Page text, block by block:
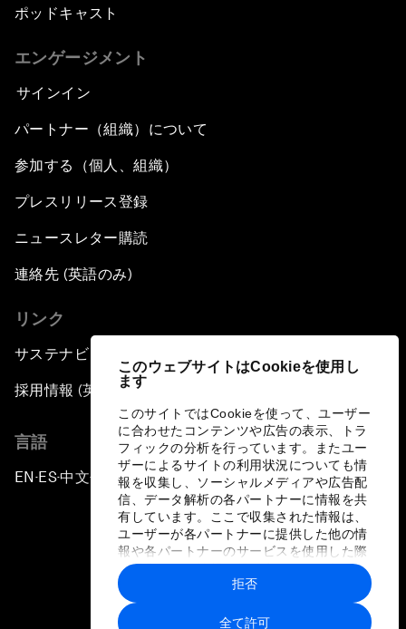
このウェブサイトはCookieを使用し
ます
このサイトではCookieを使って、ユーザー
に合わせたコンテンツや広告の表示、トラ
フィックの分析を行っています。またユー
ザーによるサイトの利用状況についても情
報を収集し、ソーシャルメディアや広告配
信、データ解析の各パートナーに情報を共
有しています。ここで収集された情報は、
ユーザーが各パートナーに提供した他の情
報や各パートナーのサービスを使用した際
に収集された情報と組み合わされ、各パー
トナーによって使用されることがありま
す。
全て許可
拒否
ポッドキャスト
エンゲージメント
サインイン
パートナー（組織）について
参加する（個人、組織）
プレスリリース登録
ニュースレター購読
連絡先 (英語のみ)
リンク
サステナビリティへの取り組み
採用情報 (英語のみ)
言語
EN ▪ ES▪中文▪ 日本語
プライバシーポリシーと利用規約